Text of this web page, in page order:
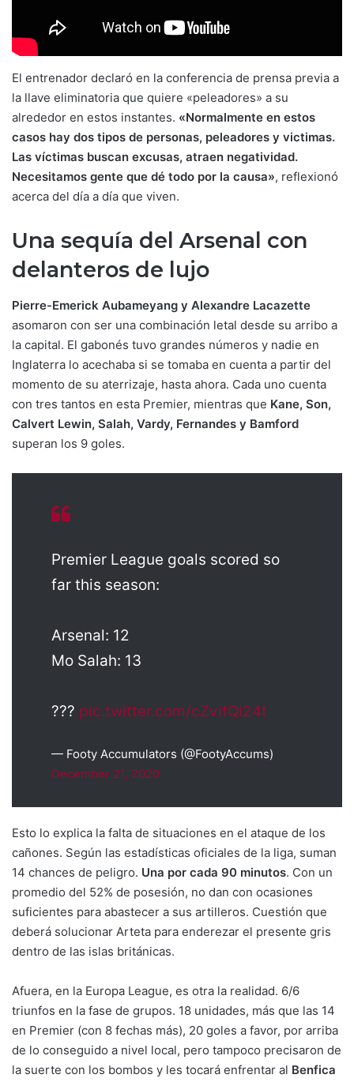
El entrenador declaró en la conferencia de prensa previa a
la llave eliminatoria que quiere «peleadores» a su
alrededor en estos instantes. «Normalmente en estos
casos hay dos tipos de personas, peleadores y victimas.
Las víctimas buscan excusas, atraen negatividad.
Necesitamos gente que dé todo por la causa», reflexionó
acerca del día a día que viven.
Una sequía del Arsenal con
delanteros de lujo
Pierre-Emerick Aubameyang y Alexandre Lacazette
asomaron con ser una combinación letal desde su arribo a
la capital. El gabonés tuvo grandes números y nadie en
Inglaterra lo acechaba si se tomaba en cuenta a partir del
momento de su aterrizaje, hasta ahora. Cada uno cuenta
con tres tantos en esta Premier, mientras que Kane, Son,
Calvert Lewin, Salah, Vardy, Fernandes y Bamford
superan los 9 goles.
Premier League goals scored so
far this season:
Arsenal: 12
Mo Salah: 13
??? pic.twitter.com/cZvifQi24t
— Footy Accumulators (@FootyAccums)
December 21, 2020
Esto lo explica la falta de situaciones en el ataque de los
cañones. Según las estadísticas oficiales de la liga, suman
14 chances de peligro. Una por cada 90 minutos. Con un
promedio del 52% de posesión, no dan con ocasiones
suficientes para abastecer a sus artilleros. Cuestión que
deberá solucionar Arteta para enderezar el presente gris
dentro de las islas británicas.
Afuera, en la Europa League, es otra la realidad. 6/6
triunfos en la fase de grupos. 18 unidades, más que las 14
en Premier (con 8 fechas más), 20 goles a favor, por arriba
de lo conseguido a nivel local, pero tampoco precisaron de
la suerte con los bombos y les tocará enfrentar al Benfica